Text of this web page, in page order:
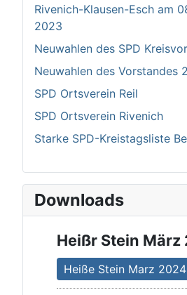
Rivenich-Klausen-Esch am
2023
Neuwahlen des SPD
Neuwahlen des Vorstandes
SPD Ortsverein Reil
SPD Ortsverein Rivenich
Starke SPD-Kreistagsliste
Downloads
Heißr Stein März
Heiße Stein Marz 2024